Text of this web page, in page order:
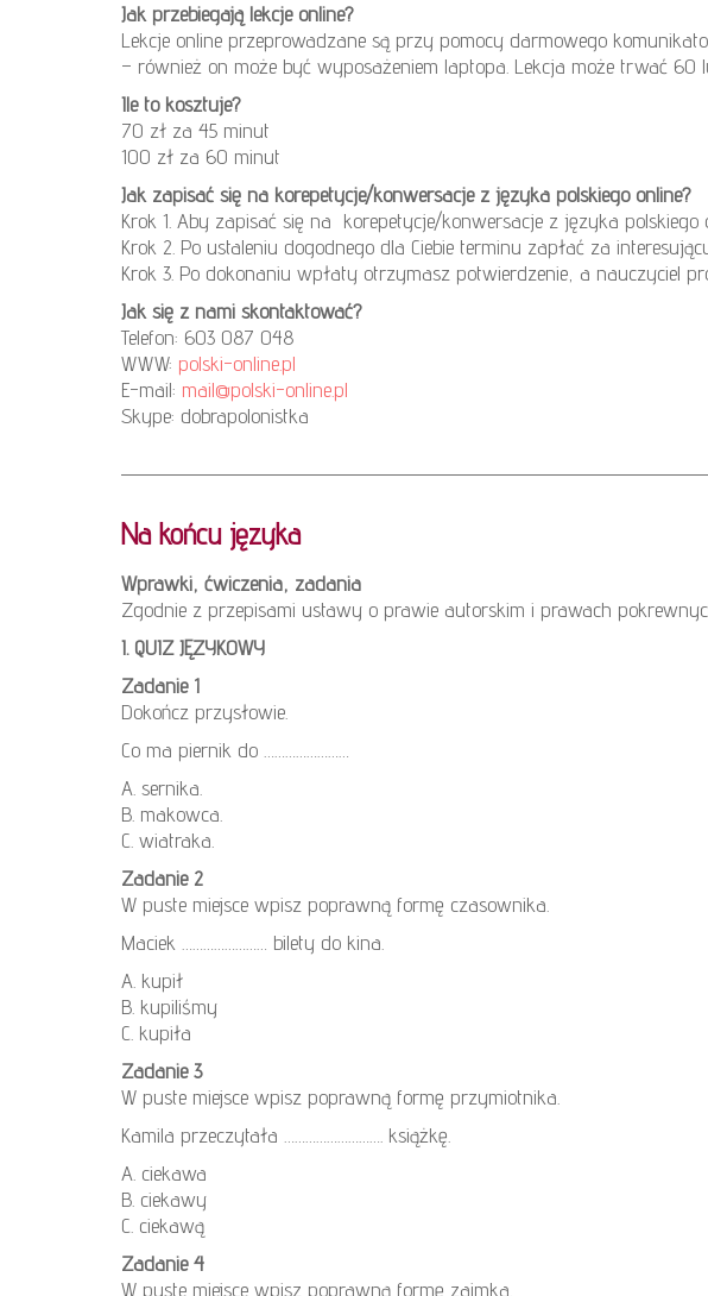
Jak przebiegają lekcje online?
Lekcje online przeprowadzane są przy pomocy darmowego
– również on może być wyposażeniem laptopa. Lekcja może trwać 60
Ile to kosztuje?
70 zł za 45 minut
100 zł za 60 minut
Jak zapisać się na korepetycje/konwersacje z języka polskiego online?
Krok 1. Aby zapisać się na korepetycje/konwersacje z języka
Krok 2. Po ustaleniu dogodnego dla Ciebie terminu zapłać za
Krok 3. Po dokonaniu wpłaty otrzymasz potwierdzenie, a nauczyciel
Jak się z nami skontaktować?
Telefon: 603 087 048
WWW: polski-online.pl
E-mail: mail@polski-online.pl
Skype: dobrapolonistka
Na końcu języka
Wprawki, ćwiczenia, zadania
Zgodnie z przepisami ustawy o prawie autorskim i prawach
I. QUIZ JĘZYKOWY
Zadanie 1
Dokończ przysłowie.
Co ma piernik do ……………………
A. sernika.
B. makowca.
C. wiatraka.
Zadanie 2
W puste miejsce wpisz poprawną formę czasownika.
Maciek …………………… bilety do kina.
A. kupił
B. kupiliśmy
C. kupiła
Zadanie 3
W puste miejsce wpisz poprawną formę przymiotnika.
Kamila przeczytała ………………………. książkę.
A. ciekawa
B. ciekawy
C. ciekawą
Zadanie 4
W puste miejsce wpisz poprawną formę zaimka.